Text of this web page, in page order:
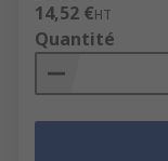
14,52 €HT
Quantité